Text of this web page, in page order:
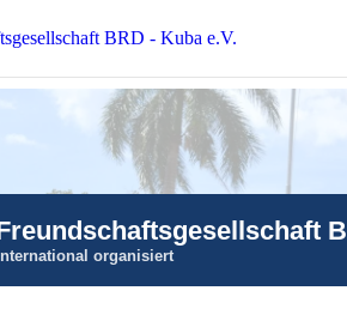
BRD - Kuba e.V.
International organisiert